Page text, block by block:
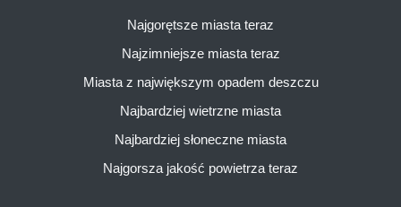
Najgorętsze miasta teraz
Najzimniejsze miasta teraz
Miasta z największym opadem deszczu
Najbardziej wietrzne miasta
Najbardziej słoneczne miasta
Najgorsza jakość powietrza teraz